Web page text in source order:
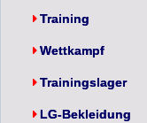
Training
Wettkampf
Trainingslager
LG-Bekleidung